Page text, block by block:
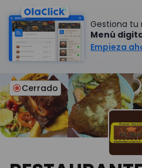
Gestiona tu
Menú
Empieza
Cerrado